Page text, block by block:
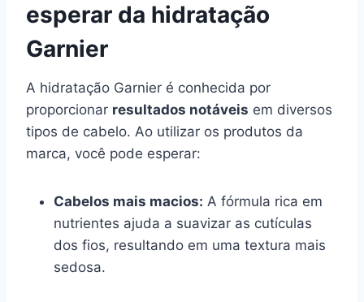
esperar da hidratação
Garnier
A hidratação Garnier é conhecida por
proporcionar resultados notáveis em diversos
tipos de cabelo. Ao utilizar os produtos da
marca, você pode esperar:
Cabelos mais macios: A fórmula rica em
nutrientes ajuda a suavizar as cutículas
dos fios, resultando em uma textura mais
sedosa.